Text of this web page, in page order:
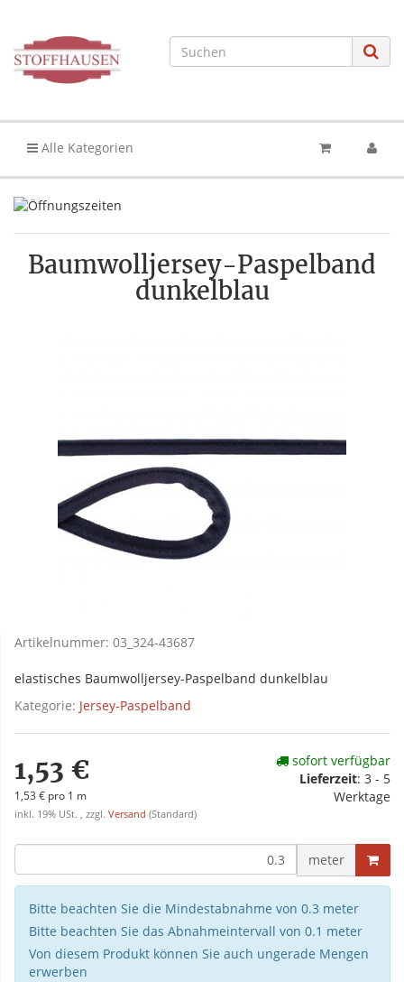
Alle Kategorien
Baumwolljersey-Paspelband
dunkelblau
Artikelnummer: 03_324-43687
elastisches Baumwolljersey-Paspelband dunkelblau
Kategorie: Jersey-Paspelband
1,53 €
1,53 € pro 1 m
inkl. 19% USt. , zzgl. Versand (Standard)
sofort verfügbar
Lieferzeit: 3 - 5
Werktage
meter
Bitte beachten Sie die Mindestabnahme von 0.3 meter
Bitte beachten Sie das Abnahmeintervall von 0.1 meter
Von diesem Produkt können Sie auch ungerade Mengen
erwerben